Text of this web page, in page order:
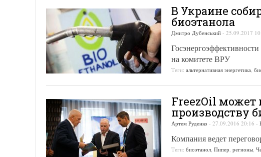
В Украине
биоэтанола
Дмитро Дубенський - 25.09.2017
на комитете ВРУ
Теги: альтернативная энергетика,
FreezOil может
производству
Артем Руденко - 27.09.2016 20:16 -
Компания ведет
Теги: биоэтанол, Пипер, регионы,